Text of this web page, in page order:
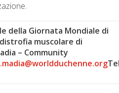
della Giornata Mondiale di
muscolare di
– Community